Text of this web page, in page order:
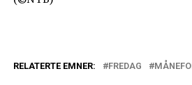
RELATERTE EMNER: FREDAG